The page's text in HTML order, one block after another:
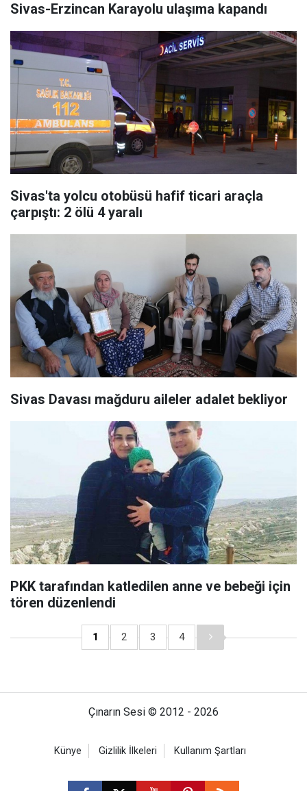
Sivas-Erzincan Karayolu ulaşıma kapandı
Sivas'ta yolcu otobüsü hafif ticari araçla
çarpıştı: 2 ölü 4 yaralı
Sivas Davası mağduru aileler adalet bekliyor
PKK tarafından katledilen anne ve bebeği için
tören düzenlendi
1 2 3 4
Çınarın Sesi © 2012 - 2026
Künye Gizlilik İlkeleri Kullanım Şartları